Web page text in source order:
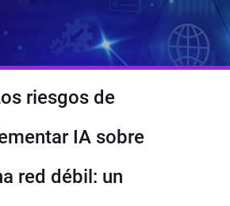
riesgos de
IA sobre
red débil: un